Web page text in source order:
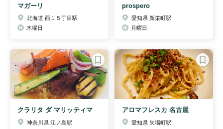
マガーリ
北海道 西１５丁目駅
木曜日
prospero
愛知県 新栄町駅
月曜日
クラリタ ダ マリッティマ
神奈川県 江ノ島駅
アロマフレスカ 名古屋
愛知県 矢場町駅